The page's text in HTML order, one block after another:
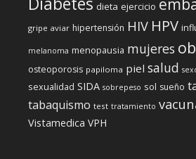
dieta ejercicio
gripe aviar hipertensión HIV HPV
melanoma menopausia mujeres
osteoporosis papiloma piel salud
sexualidad SIDA sobrepeso sol sueño
tabaquismo test tratamiento
Vistamedica VPH